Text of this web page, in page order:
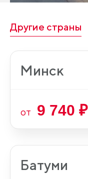
Другие страны
Минск
от 9 740 ₽
Батуми